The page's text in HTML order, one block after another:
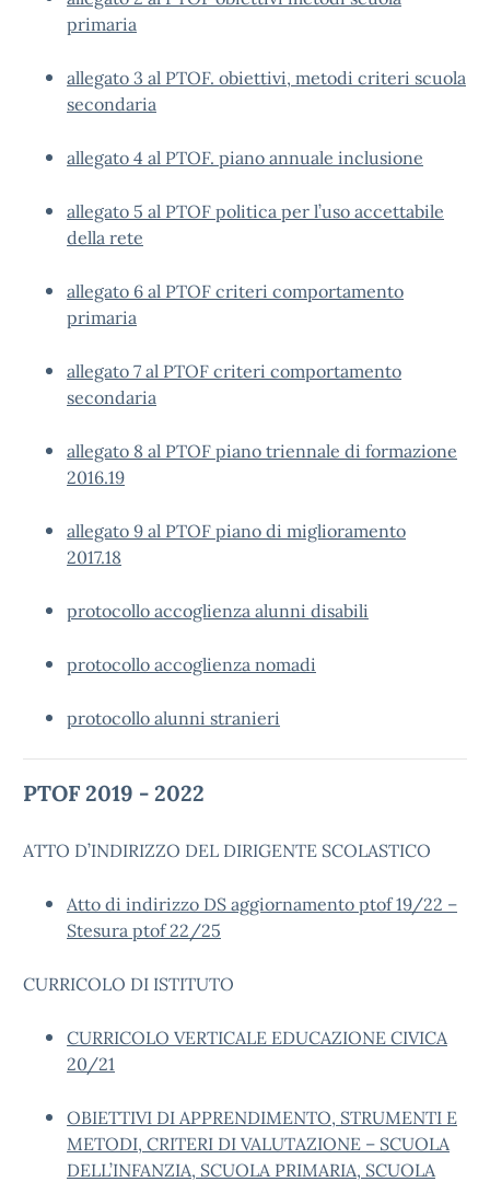
primaria
allegato 3 al PTOF. obiettivi, metodi criteri scuola
secondaria
allegato 4 al PTOF. piano annuale inclusione
allegato 5 al PTOF politica per l’uso accettabile
della rete
allegato 6 al PTOF criteri comportamento
primaria
allegato 7 al PTOF criteri comportamento
secondaria
allegato 8 al PTOF piano triennale di formazione
2016.19
allegato 9 al PTOF piano di miglioramento
2017.18
protocollo accoglienza alunni disabili
protocollo accoglienza nomadi
protocollo alunni stranieri
PTOF 2019 - 2022
ATTO D’INDIRIZZO DEL DIRIGENTE SCOLASTICO
Atto di indirizzo DS aggiornamento ptof 19/22 –
Stesura ptof 22/25
CURRICOLO DI ISTITUTO
CURRICOLO VERTICALE EDUCAZIONE CIVICA
20/21
OBIETTIVI DI APPRENDIMENTO, STRUMENTI E
METODI, CRITERI DI VALUTAZIONE – SCUOLA
DELL’INFANZIA, SCUOLA PRIMARIA, SCUOLA